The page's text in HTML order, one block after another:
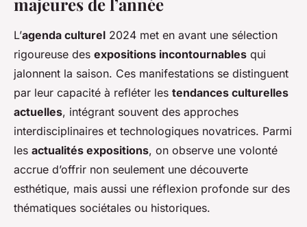
L’agenda culturel 2024 met en avant une sélection
rigoureuse des expositions incontournables qui
jalonnent la saison. Ces manifestations se distinguent
par leur capacité à refléter les tendances culturelles
actuelles, intégrant souvent des approches
interdisciplinaires et technologiques novatrices. Parmi
les actualités expositions, on observe une volonté
accrue d’offrir non seulement une découverte
esthétique, mais aussi une réflexion profonde sur des
thématiques sociétales ou historiques.